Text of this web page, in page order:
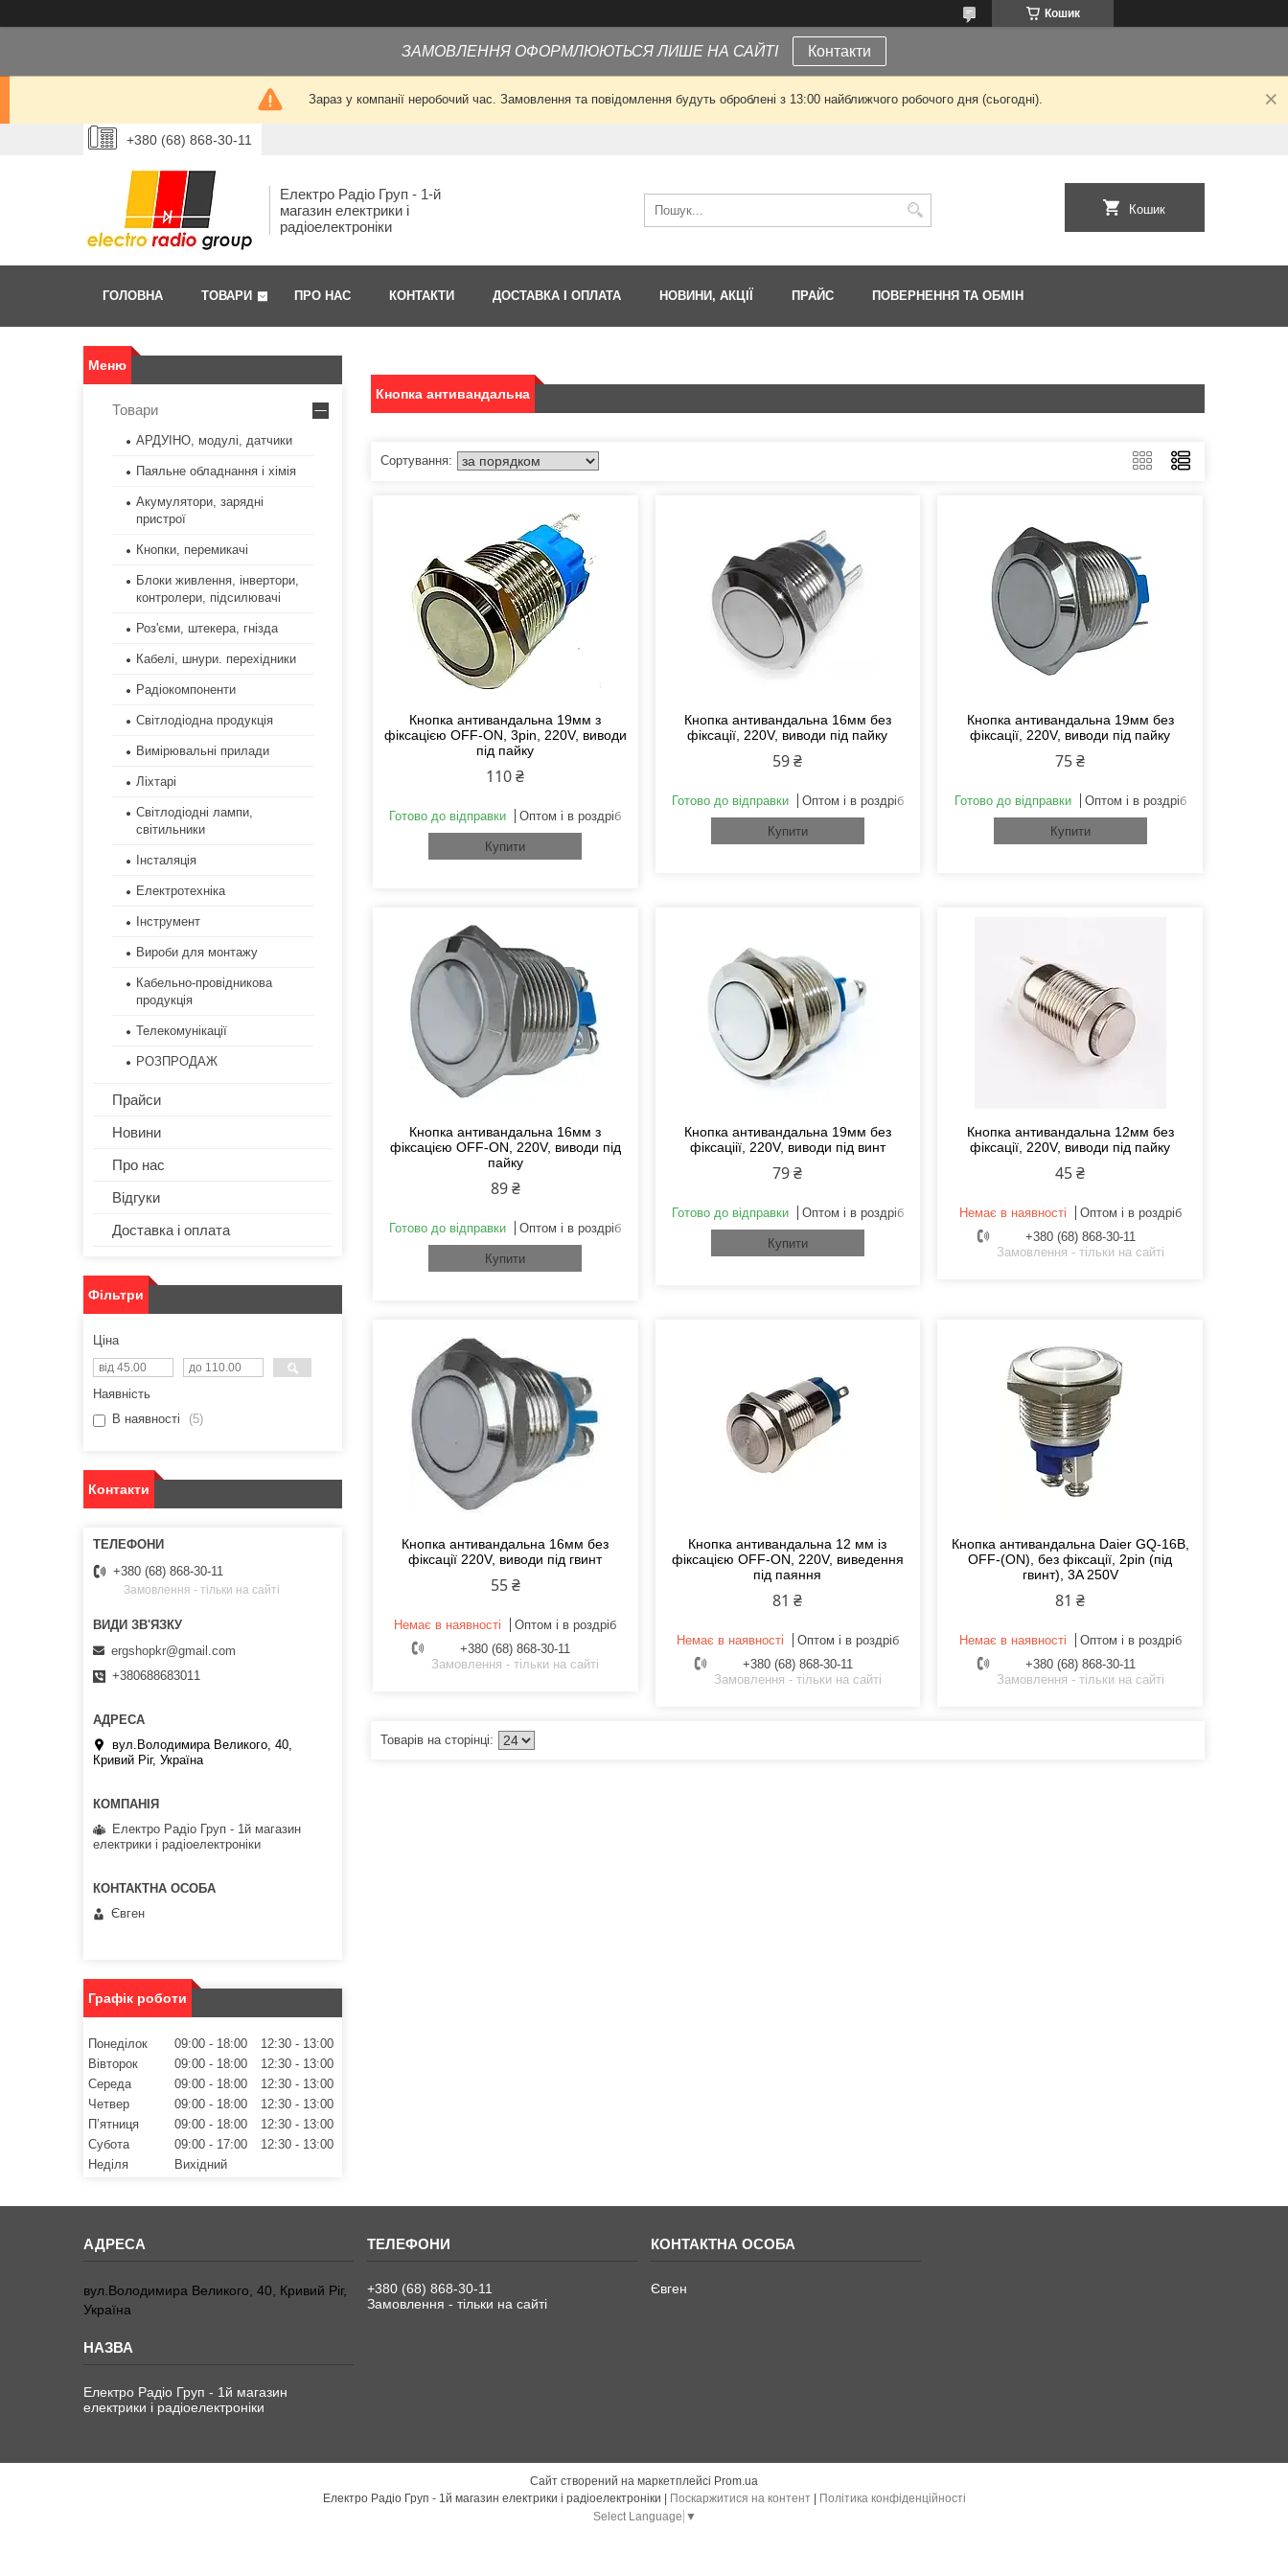
Кошик
ЗАМОВЛЕННЯ ОФОРМЛЮЮТЬСЯ ЛИШЕ НА САЙТІ Контакти
Зараз у компанії неробочий час. Замовлення та повідомлення будуть оброблені з 13:00 найближчого робочого дня (сьогодні).
+380 (68) 868-30-11
Електро Радіо Груп - 1-й
магазин електрики і
радіоелектроніки
Кошик
ГОЛОВНА ТОВАРИ ПРО НАС КОНТАКТИ ДОСТАВКА І ОПЛАТА НОВИНИ, АКЦІЇ ПРАЙС ПОВЕРНЕННЯ ТА ОБМІН
Кнопка антивандальна
Кнопка антивандальна 19мм з
фіксацією OFF-ON, 3pin, 220V, виводи
під пайку
110 ₴
Готово до відправки Оптом і в роздріб
Купити
Кнопка антивандальна 16мм без
фіксації, 220V, виводи під пайку
59 ₴
Готово до відправки Оптом і в роздріб
Купити
Кнопка антивандальна 19мм без
фіксації, 220V, виводи під пайку
75 ₴
Готово до відправки Оптом і в роздріб
Купити
Кнопка антивандальна 16мм з
фіксацією OFF-ON, 220V, виводи під
пайку
89 ₴
Готово до відправки Оптом і в роздріб
Купити
Кнопка антивандальна 19мм без
фіксаціії, 220V, виводи під винт
79 ₴
Готово до відправки Оптом і в роздріб
Купити
Кнопка антивандальна 12мм без
фіксації, 220V, виводи під пайку
45 ₴
Немає в наявності
Оптом і в роздріб
+380 (68) 868-30-11
Замовлення - тільки на сайті
Кнопка антивандальна 16мм без
фіксації 220V, виводи під гвинт
55 ₴
Немає в наявності
Оптом і в роздріб
+380 (68) 868-30-11
Замовлення - тільки на сайті
Кнопка антивандальна 12 мм із
фіксацією OFF-ON, 220V, виведення
під паяння
81 ₴
Немає в наявності
Оптом і в роздріб
+380 (68) 868-30-11
Замовлення - тільки на сайті
Кнопка антивандальна Daier GQ-16B,
OFF-(ON), без фіксації, 2pin (під
гвинт), 3A 250V
81 ₴
Немає в наявності
Оптом і в роздріб
+380 (68) 868-30-11
Замовлення - тільки на сайті
Товари
АРДУІНО, модулі, датчики
Паяльне обладнання і хімія
Акумулятори, зарядні
пристрої
Кнопки, перемикачі
Блоки живлення, інвертори,
контролери, підсилювачі
Роз'єми, штекера, гнізда
Кабелі, шнури. перехідники
Радіокомпоненти
Світлодіодна продукція
Вимірювальні прилади
Ліхтарі
Світлодіодні лампи,
світильники
Інсталяція
Електротехніка
Інструмент
Вироби для монтажу
Кабельно-провідникова
продукція
Телекомунікації
РОЗПРОДАЖ
Прайси
Новини
Про нас
Відгуки
Доставка і оплата
Фільтри
Ціна
Наявність
В наявності
5
Контакти
+380 (68) 868-30-11
Замовлення - тільки на сайті
ergshopkr@gmail.com
+380688683011
вул.Володимира Великого, 40,
Кривий Ріг, Україна
Електро Радіо Груп - 1й магазин
електрики і радіоелектроніки
Євген
Графік роботи
Понеділок 09:00 18:00 12:30
13:00
Вівторок
09:00 18:00 12:30
13:00
Середа
09:00 18:00 12:30
13:00
Четвер
09:00 18:00 12:30
13:00
Пʼятниця
09:00 18:00 12:30
13:00
Субота
09:00 17:00 12:30
13:00
Неділя
Вихідний
вул.Володимира Великого, 40, Кривий Ріг,
Україна
Електро Радіо Груп - 1й магазин
електрики і радіоелектроніки
+380 (68) 868-30-11
Замовлення - тільки на сайті
Євген
Сайт створений на маркетплейсі Prom.ua
Поскаржитися на контент
Політика конфіденційності
Select Language ▼